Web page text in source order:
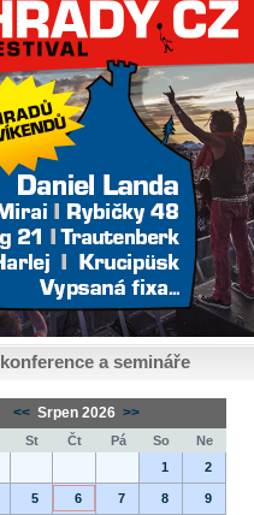
konference a semináře
<< Srpen 2026 >>
St Čt Pá So
Ne
1
2
5 6 7 8 9